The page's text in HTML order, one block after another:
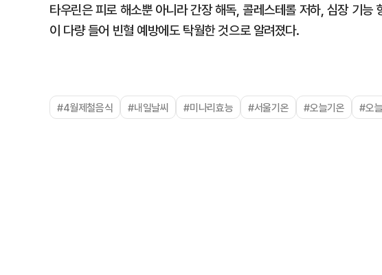
타우린은 피로 해소뿐 아니라 간장 해독, 콜레스테롤 저하, 심장 기
이 다량 들어 빈혈 예방에도 탁월한 것으로 알려졌다.
#4월제철음식 #내일날씨 #미나리효능 #서울기온 #오늘기온 #오